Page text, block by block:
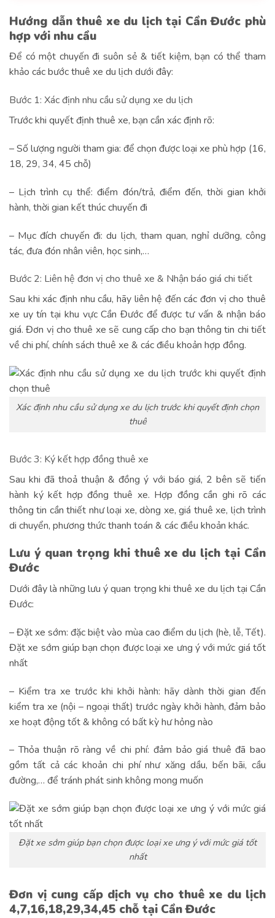
Hướng dẫn thuê xe du lịch tại Cần Đước phù
hợp với nhu cầu
Để có một chuyến đi suôn sẻ & tiết kiệm, bạn có thể tham
khảo các bước thuê xe du lịch dưới đây:
Bước 1: Xác định nhu cầu sử dụng xe du lịch
Trước khi quyết định thuê xe, bạn cần xác định rõ:
– Số lượng người tham gia: để chọn được loại xe phù hợp (16,
18, 29, 34, 45 chỗ)
– Lịch trình cụ thể: điểm đón/trả, điểm đến, thời gian khởi
hành, thời gian kết thúc chuyến đi
– Mục đích chuyến đi: du lịch, tham quan, nghỉ dưỡng, công
tác, đưa đón nhân viên, học sinh,…
Bước 2: Liên hệ đơn vị cho thuê xe & Nhận báo giá chi tiết
Sau khi xác định nhu cầu, hãy liên hệ đến các đơn vị cho thuê
xe uy tín tại khu vực Cần Đước để được tư vấn & nhận báo
giá. Đơn vị cho thuê xe sẽ cung cấp cho bạn thông tin chi tiết
về chi phí, chính sách thuê xe & các điều khoản hợp đồng.
Xác định nhu cầu sử dụng xe du lịch trước khi quyết định chọn
thuê
Bước 3: Ký kết hợp đồng thuê xe
Sau khi đã thoả thuận & đồng ý với báo giá, 2 bên sẽ tiến
hành ký kết hợp đồng thuê xe. Hợp đồng cần ghi rõ các
thông tin cần thiết như loại xe, dòng xe, giá thuê xe, lịch trình
di chuyển, phương thức thanh toán & các điều khoản khác.
Lưu ý quan trọng khi thuê xe du lịch tại Cần
Đước
Dưới đây là những lưu ý quan trọng khi thuê xe du lịch tại Cần
Đước:
– Đặt xe sớm: đặc biệt vào mùa cao điểm du lịch (hè, lễ, Tết).
Đặt xe sớm giúp bạn chọn được loại xe ưng ý với mức giá tốt
nhất
– Kiểm tra xe trước khi khởi hành: hãy dành thời gian đến
kiểm tra xe (nội – ngoại thất) trước ngày khởi hành, đảm bảo
xe hoạt động tốt & không có bất kỳ hư hỏng nào
– Thỏa thuận rõ ràng về chi phí: đảm bảo giá thuê đã bao
gồm tất cả các khoản chi phí như xăng dầu, bến bãi, cầu
đường,… để tránh phát sinh không mong muốn
Đặt xe sớm giúp bạn chọn được loại xe ưng ý với mức giá tốt
nhất
Đơn vị cung cấp dịch vụ cho thuê xe du lịch
4,7,16,18,29,34,45 chỗ tại Cần Đước